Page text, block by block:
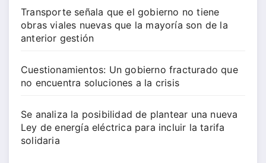
Transporte señala que el gobierno no tiene
obras viales nuevas que la mayoría son de la
anterior gestión
Cuestionamientos: Un gobierno fracturado que
no encuentra soluciones a la crisis
Se analiza la posibilidad de plantear una nueva
Ley de energía eléctrica para incluir la tarifa
solidaria